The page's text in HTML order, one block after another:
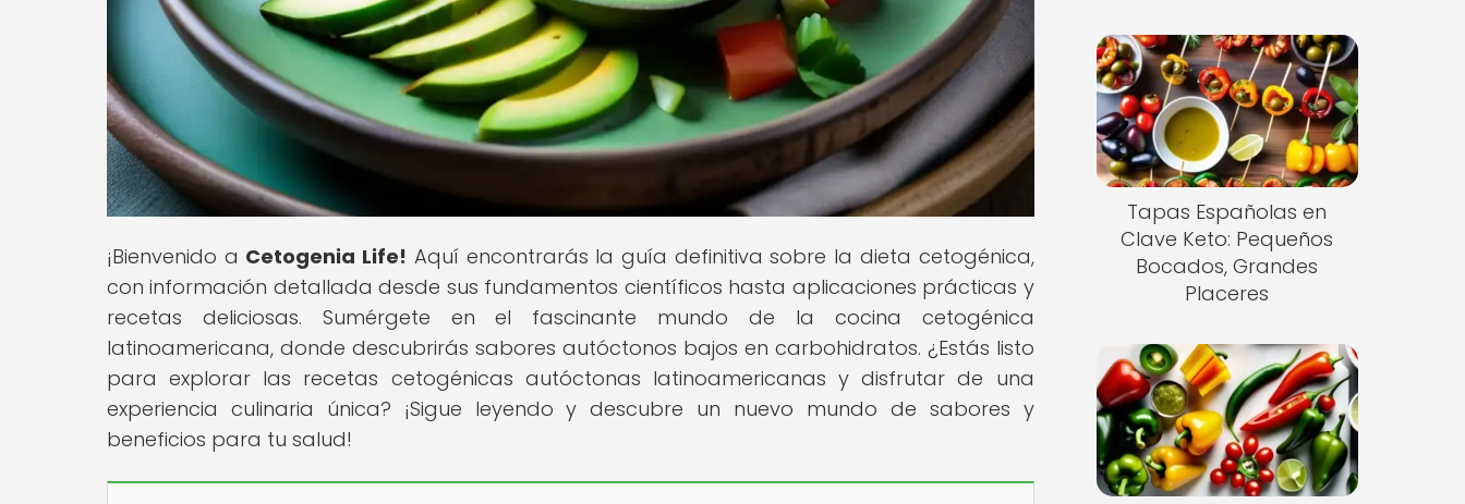
¡Bienvenido a Cetogenia Life! Aquí encontrarás la guía definitiva sobre la dieta cetogénica,
con información detallada desde sus fundamentos científicos hasta aplicaciones prácticas y
recetas deliciosas. Sumérgete en el fascinante mundo de la cocina cetogénica
latinoamericana, donde descubrirás sabores autóctonos bajos en carbohidratos. ¿Estás listo
para explorar las recetas cetogénicas autóctonas latinoamericanas y disfrutar de una
experiencia culinaria única? ¡Sigue leyendo y descubre un nuevo mundo de sabores y
beneficios para tu salud!
Tapas Españolas en
Clave Keto: Pequeños
Bocados, Grandes
Placeres